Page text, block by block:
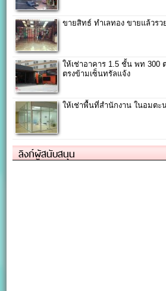
ขายสิทธ์ ทำเลทอง ขายแล้วรว
ให้เช่าอาคาร 1.5 ชั้น พท 300
ตรงข้ามเซ็นทรัลแจ้ง
ให้เช่าพื้นที่สำนักงาน ในอมตะ
ลิงก์ผู้สนับสนุน